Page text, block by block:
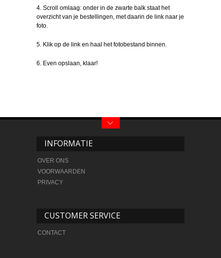
4. Scroll omlaag: onder in de zwarte balk staat het
overzicht van je bestellingen, met daarin de link naar je
foto.
5. Klik op de link en haal het fotobestand binnen.
6. Even opslaan, klaar!
INFORMATIE
OVER ONS
VOORWAARDEN
PRIVACY
CUSTOMER SERVICE
CONTACT